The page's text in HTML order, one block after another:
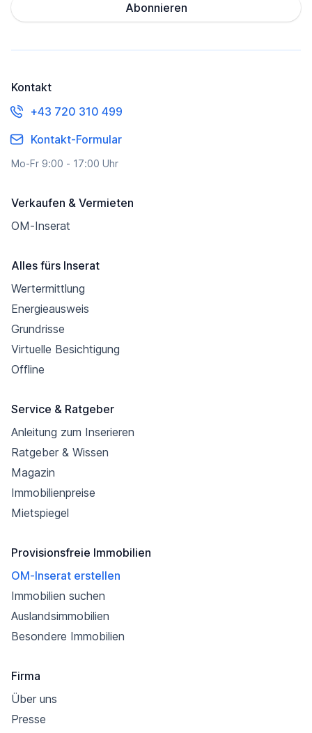
Abonnieren
Kontakt
+43 720 310 499
Kontakt-Formular
Mo-Fr 9:00 - 17:00 Uhr
Verkaufen & Vermieten
OM-Inserat
Alles fürs Inserat
Wertermittlung
Energieausweis
Grundrisse
Virtuelle Besichtigung
Offline
Service & Ratgeber
Anleitung zum Inserieren
Ratgeber & Wissen
Magazin
Immobilienpreise
Mietspiegel
Provisionsfreie Immobilien
OM-Inserat erstellen
Immobilien suchen
Auslandsimmobilien
Besondere Immobilien
Firma
Über uns
Presse